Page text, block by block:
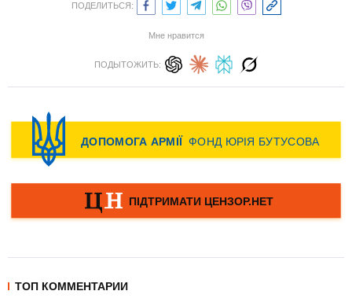
ПОДЕЛИТЬСЯ:
Мне нравится
ПОДЫТОЖИТЬ:
ТОП КОММЕНТАРИИ